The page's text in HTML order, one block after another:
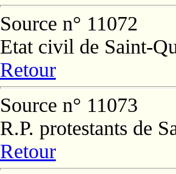
Source n° 11072
Etat civil de Saint-
Retour
Source n° 11073
R.P. protestants de
Retour